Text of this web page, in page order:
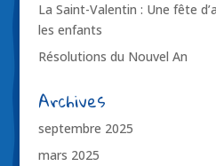
La Saint-Valentin : Une fête
les enfants
Résolutions du Nouvel An
Archives
septembre 2025
mars 2025